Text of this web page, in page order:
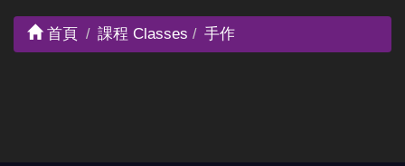
首頁 課程 Classes 手作